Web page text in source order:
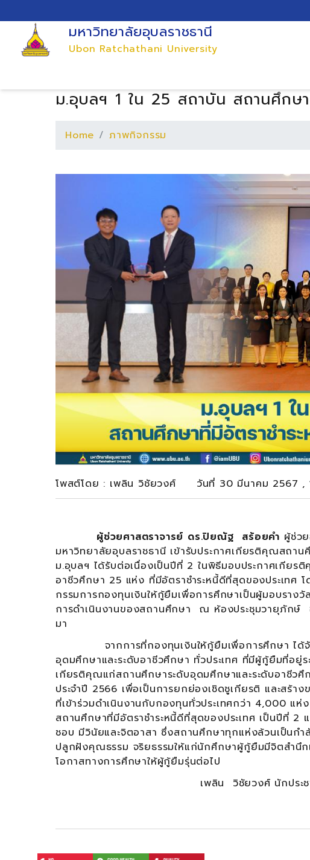
มหาวิทยาลัยอุบลราชธานี
Ubon Ratchathani University
ม.อุบลฯ 1 ใน 25 สถาบัน สถานศึกษ
Home ภาพกิจกรรม
โพสต์โดย : เพลิน วิชัยวงศ์ วันที่ 30 มีนาคม 2567
ผู้ช่วยศาสตราจารย์ ดร.ปิยณัฐ สร้อยคำ ผู้ช่ว
มหาวิทยาลัยอุบลราชธานี เข้ารับประกาศเกียรติคุณสถา
ม.อุบลฯ ได้รับต่อเนื่องเป็นปีที่ 2 ในพิธีมอบประกาศเกีย
อาชีวศึกษา 25 แห่ง ที่มีอัตราชำระหนี้ดีที่สุดของประเทศ
กรรมการกองทุนเงินให้กู้ยืมเพื่อการศึกษาเป็นผู้มอบราง
การดำเนินงานของสถานศึกษา ณ ห้องประชุมวายุภักษ์
มา
จากการที่กองทุนเงินให้กู้ยืมเพื่อการศึกษา ได้จัด
อุดมศึกษาและระดับอาชีวศึกษา ทั่วประเทศ ที่มีผู้กู้ยืมที่อยู่
เกียรติคุณแก่สถานศึกษาระดับอุดมศึกษาและระดับอาชีว
ประจำปี 2566 เพื่อเป็นการยกย่องเชิดชูเกียรติ และสร้
ที่เข้าร่วมดำเนินงานกับกองทุนทั่วประเทศกว่า 4,000 แ
สถานศึกษาที่มีอัตราชำระหนี้ดีที่สุดของประเทศ เป็นปีที่
ชอบ มีวินัยและจิตอาสา ซึ่งสถานศึกษาทุกแห่งล้วนเป็นก
ปลูกฝังคุณธรรม จริยธรรมให้แก่นักศึกษาผู้กู้ยืมมีจิตสำนึก
โอกาสทางการศึกษาให้ผู้กู้ยืมรุ่นต่อไป
เพลิน วิชัยวงศ์ นักประ